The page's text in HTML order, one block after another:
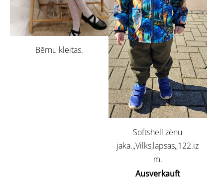
Bērnu kleitas.
Softshell zēnu
jaka.,,Vilks,lapsas,,122.iz
m.
Ausverkauft